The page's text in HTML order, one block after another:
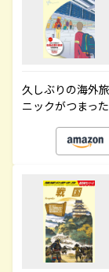
久しぶりの海外
ニックがつまっ